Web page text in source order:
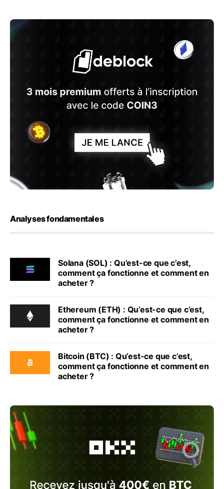
Analyses fondamentales
Solana (SOL) : Qu’est-ce que c’est,
comment ça fonctionne et comment en
acheter ?
Ethereum (ETH) : Qu’est-ce que c’est,
comment ça fonctionne et comment en
acheter ?
Bitcoin (BTC) : Qu’est-ce que c’est,
comment ça fonctionne et comment en
acheter ?